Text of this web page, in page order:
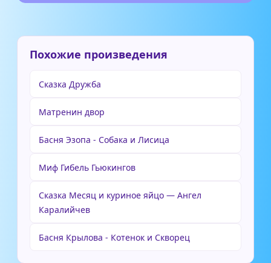
Похожие произведения
Сказка Дружба
Матренин двор
Басня Эзопа - Собака и Лисица
Миф Гибель Гьюкингов
Сказка Месяц и куриное яйцо — Ангел
Каралийчев
Басня Крылова - Котенок и Скворец